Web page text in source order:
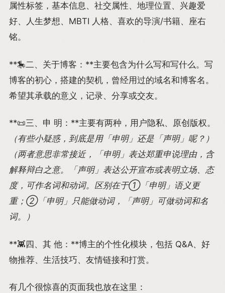
属性标签，基本信息、社交属性、地理位置、兴趣爱
好、人生梦想、MBTI 人格、喜欢的导演/书籍、座右
铭。
**🎠二、关于博客：**主要包含为什么写和写什么。写
博客的初心，搭建的契机，曾经用过的域名和博客名。
希望其承载的意义，记录、分享或交友。
**📜三、申 明：**主要有两种，用户隐私、原创版权。
（有些小疑惑，到底是用「申明」还是「声明」呢？）
（两者意思非常接近，「申明」表达郑重申说理由，含
解释辩白之意。「声明」表达公开宣布或表明立场、态
度，可作名词和动词。区别在于①「申明」语义更
重；②「申明」只能做动词，「声明」可做动词和名
词。）
**👾四、其 他：**博主的个性化模块，包括 Q&A、好
物推荐、生活技巧、友情链接和打赏。
有几个很惊喜的页面我也放在这里：